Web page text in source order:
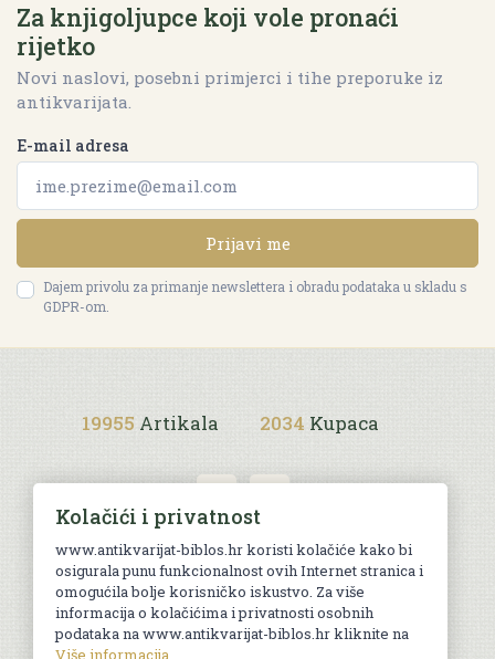
Za knjigoljupce koji vole pronaći
rijetko
Novi naslovi, posebni primjerci i tihe preporuke iz
antikvarijata.
E-mail adresa
Prijavi me
Dajem privolu za primanje newslettera i obradu podataka u skladu s
GDPR-om.
19955 Artikala 2034 Kupaca
Uvjeti kupnje
Kolačići i privatnost
www.antikvarijat-biblos.hr koristi kolačiće kako bi
osigurala punu funkcionalnost ovih Internet stranica i
omogućila bolje korisničko iskustvo. Za više
informacija o kolačićima i privatnosti osobnih
podataka na www.antikvarijat-biblos.hr kliknite na
Više informacija